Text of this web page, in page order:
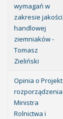
wymagań w
zakresie jakości
handlowej
ziemniaków -
Tomasz
Zieliński
Opinia o Projekt
rozporządzenia
Ministra
Rolnictwa i